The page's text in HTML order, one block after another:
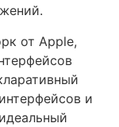
от Apple,
и